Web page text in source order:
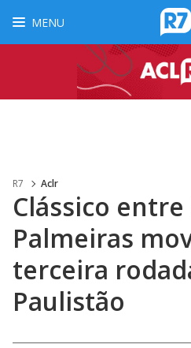
MENU
R7 Aclr
Clássico entre
Palmeiras
terceira
Paulistão